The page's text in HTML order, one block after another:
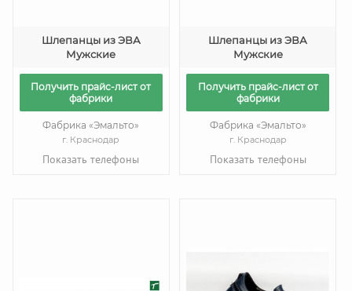
Шлепанцы из ЭВА
Мужские
Получить прайс-лист от
фабрики
Фабрика «Эмальто»
г. Краснодар
Показать телефоны
Шлепанцы из ЭВА
Мужские
Получить прайс-лист от
фабрики
Фабрика «Эмальто»
г. Краснодар
Показать телефоны